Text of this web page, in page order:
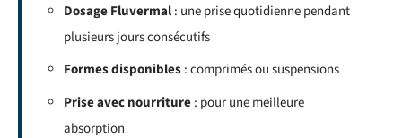
Dosage Fluvermal: une prise quotidienne pendant
plusieurs jours consécutifs
Formes disponibles: comprimés ou suspensions
Prise avec nourriture: pour une meilleure
absorption